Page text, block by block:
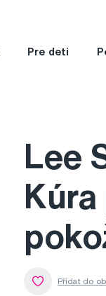
Pre deti
Lee